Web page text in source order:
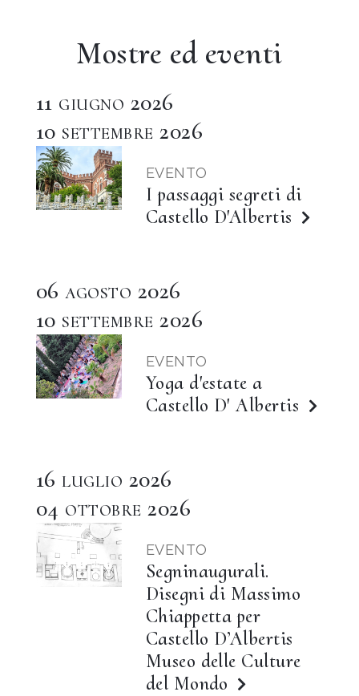
Mostre ed eventi
11 GIUGNO 2026
10 SETTEMBRE 2026
EVENTO
I passaggi segreti di
Castello D'Albertis
06AGOSTO 2026
10 SETTEMBRE 2026
EVENTO
Yoga d'estate a
Castello D' Albertis
16LUGLIO 2026
04 OTTOBRE 2026
EVENTO
Segninaugurali.
Disegni di Massimo
Chiappetta per
Castello D’Albertis
Museo delle Culture
del Mondo